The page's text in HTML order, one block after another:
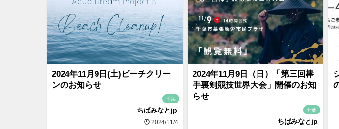
2024年11月9日(土)ビーチクリー
ンのお知らせ
千葉
ちばみなとjp
2024/11/4
2024年11月9日（日）「第三回棒
手裏剣競技世界大会」開催のお知
らせ
千葉
ちばみなとjp